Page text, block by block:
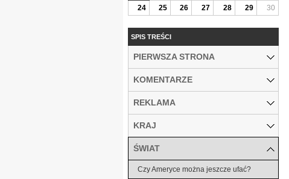
24
25 26 27 28 29 30
SPIS TREŚCI
PIERWSZA STRONA
KOMENTARZE
REKLAMA
KRAJ
ŚWIAT
Czy Ameryce można jeszcze ufać?